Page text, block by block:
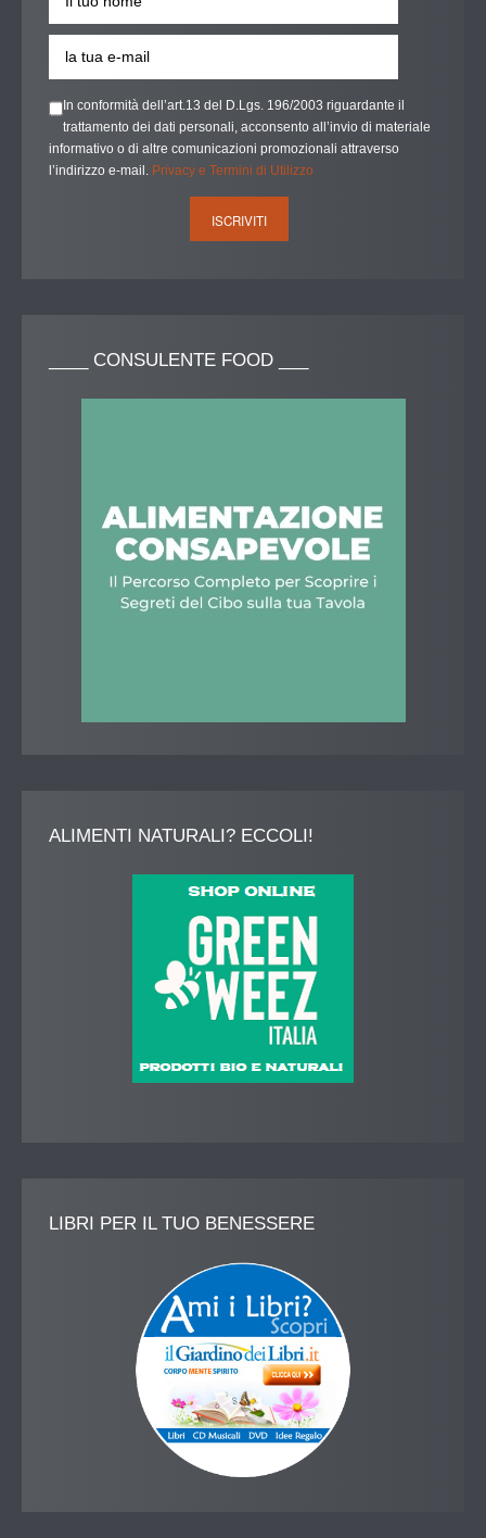
In conformità dell’art.13 del D.Lgs. 196/2003 riguardante il
trattamento dei dati personali, acconsento all’invio di materiale
informativo o di altre comunicazioni promozionali attraverso
l’indirizzo e-mail. Privacy e Termini di Utilizzo
CONSULENTE FOOD ___
ALIMENTI NATURALI? ECCOLI!
LIBRI PER IL TUO BENESSERE